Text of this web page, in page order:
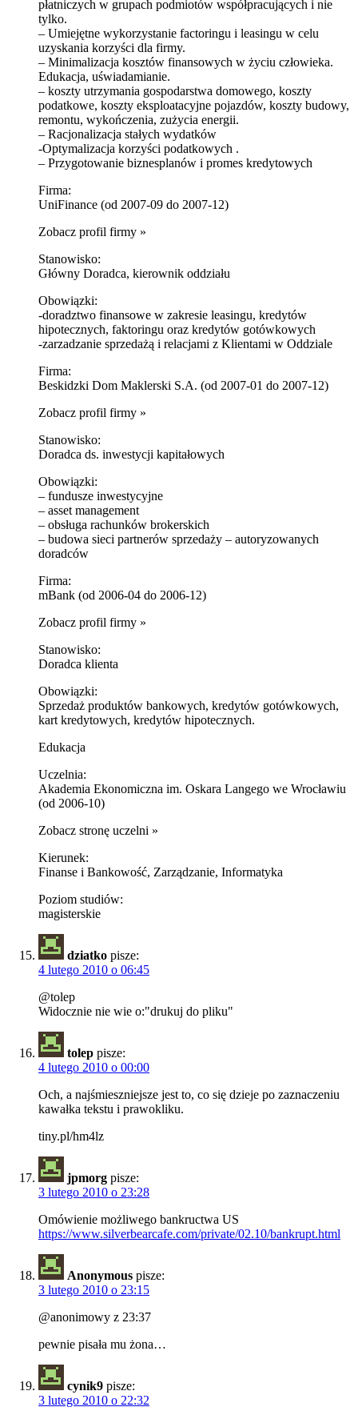
płatniczych w grupach podmiotów współpracujących i nie
tylko.
– Umiejętne wykorzystanie factoringu i leasingu w celu
uzyskania korzyści dla firmy.
– Minimalizacja kosztów finansowych w życiu człowieka.
Edukacja, uświadamianie.
– koszty utrzymania gospodarstwa domowego, koszty
podatkowe, koszty eksploatacyjne pojazdów, koszty budowy,
remontu, wykończenia, zużycia energii.
– Racjonalizacja stałych wydatków
-Optymalizacja korzyści podatkowych .
– Przygotowanie biznesplanów i promes kredytowych
Firma:
UniFinance (od 2007-09 do 2007-12)
Zobacz profil firmy »
Stanowisko:
Główny Doradca, kierownik oddziału
Obowiązki:
-doradztwo finansowe w zakresie leasingu, kredytów
hipotecznych, faktoringu oraz kredytów gotówkowych
-zarzadzanie sprzedażą i relacjami z Klientami w Oddziale
Firma:
Beskidzki Dom Maklerski S.A. (od 2007-01 do 2007-12)
Zobacz profil firmy »
Stanowisko:
Doradca ds. inwestycji kapitałowych
Obowiązki:
– fundusze inwestycyjne
– asset management
– obsługa rachunków brokerskich
– budowa sieci partnerów sprzedaży – autoryzowanych
doradców
Firma:
mBank (od 2006-04 do 2006-12)
Zobacz profil firmy »
Stanowisko:
Doradca klienta
Obowiązki:
Sprzedaż produktów bankowych, kredytów gotówkowych,
kart kredytowych, kredytów hipotecznych.
Edukacja
Uczelnia:
Akademia Ekonomiczna im. Oskara Langego we Wrocławiu
(od 2006-10)
Zobacz stronę uczelni »
Kierunek:
Finanse i Bankowość, Zarządzanie, Informatyka
Poziom studiów:
magisterskie
dziatko pisze:
4 lutego 2010 o 06:45
@tolep
Widocznie nie wie o:"drukuj do pliku"
tolep pisze:
4 lutego 2010 o 00:00
Och, a najśmieszniejsze jest to, co się dzieje po zaznaczeniu
kawałka tekstu i prawokliku.
tiny.pl/hm4lz
jpmorg pisze:
3 lutego 2010 o 23:28
Omówienie możliwego bankructwa US
https://www.silverbearcafe.com/private/02.10/bankrupt.html
Anonymous pisze:
3 lutego 2010 o 23:15
@anonimowy z 23:37
pewnie pisała mu żona…
cynik9 pisze:
3 lutego 2010 o 22:32